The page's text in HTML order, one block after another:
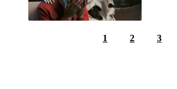
1 2 3